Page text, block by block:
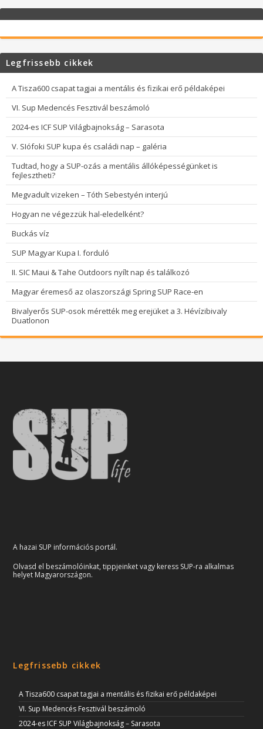
Legfrissebb cikkek
A Tisza600 csapat tagjai a mentális és fizikai erő példaképei
VI. Sup Medencés Fesztivál beszámoló
2024-es ICF SUP Világbajnokság – Sarasota
V. SIófoki SUP kupa és családi nap – galéria
Tudtad, hogy a SUP-ozás a mentális állóképességünket is
fejlesztheti?
Megvadult vizeken – Tóth Sebestyén interjú
Hogyan ne végezzük hal-eledelként?
Buckás víz
SUP Magyar Kupa I. forduló
II. SIC Maui & Tahe Outdoors nyílt nap és találkozó
Magyar éremeső az olaszországi Spring SUP Race-en
Bivalyerős SUP-osok mérették meg erejüket a 3. Hévízibivaly
Duatlonon
A hazai SUP információs portál.
Olvasd el beszámolóinkat, tippjeinket vagy keress SUP-ra alkalmas
helyet Magyarországon.
Legfrissebb cikkek
A Tisza600 csapat tagjai a mentális és fizikai erő példaképei
VI. Sup Medencés Fesztivál beszámoló
2024-es ICF SUP Világbajnokság – Sarasota